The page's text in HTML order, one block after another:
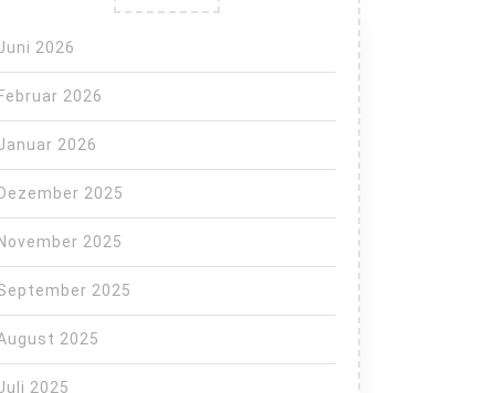
2026
Februar 2026
2026
Dezember 2025
November 2025
2025
2025
2025